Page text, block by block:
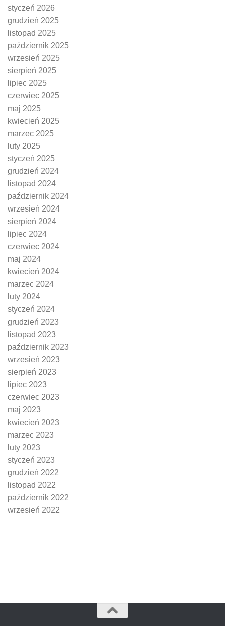
styczeń 2026
grudzień 2025
listopad 2025
październik 2025
wrzesień 2025
sierpień 2025
lipiec 2025
czerwiec 2025
maj 2025
kwiecień 2025
marzec 2025
luty 2025
styczeń 2025
grudzień 2024
listopad 2024
październik 2024
wrzesień 2024
sierpień 2024
lipiec 2024
czerwiec 2024
maj 2024
kwiecień 2024
marzec 2024
luty 2024
styczeń 2024
grudzień 2023
listopad 2023
październik 2023
wrzesień 2023
sierpień 2023
lipiec 2023
czerwiec 2023
maj 2023
kwiecień 2023
marzec 2023
luty 2023
styczeń 2023
grudzień 2022
listopad 2022
październik 2022
wrzesień 2022